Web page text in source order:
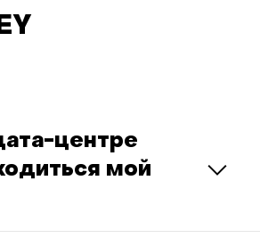
центре
мой